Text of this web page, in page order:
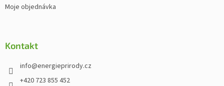
Moje objednávka
Kontakt
info@energieprirody.cz
+420 723 855 452